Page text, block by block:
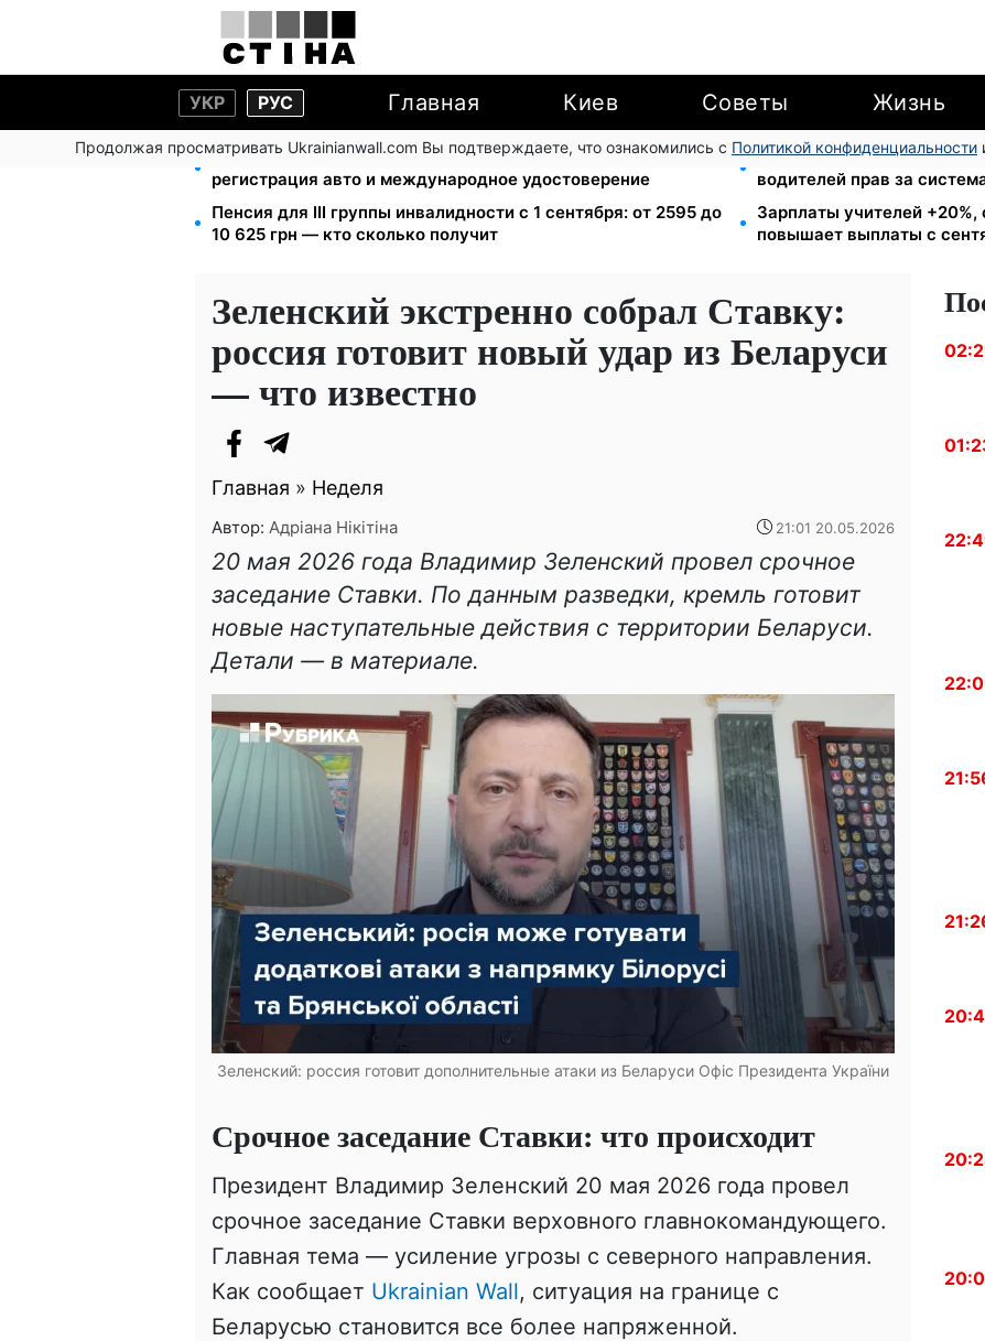
УКР РУС Главная Киев Советы Жизнь
Продолжая просматривать Ukrainianwall.com Вы подтверждаете, что ознакомились с Политикой конфиденциальности
10 заявок — и МСЦ МВД приедет в громаду: обмен прав,
регистрация авто и международное удостоверение
26 000 подписей —
водителей прав за
Пенсия для III группы инвалидности с 1 сентября: от 2595 до
10 625 грн — кто сколько получит
Зарплаты учителей +20%,
повышает выплаты с
Зеленский экстренно собрал Ставку:
россия готовит новый удар из Беларуси
— что известно
Главная » Неделя
Автор: Адріана Нікітіна 21:01 20.05.2026
20 мая 2026 года Владимир Зеленский провел срочное
заседание Ставки. По данным разведки, кремль готовит
новые наступательные действия с территории Беларуси.
Детали — в материале.
Зеленский: россия готовит дополнительные атаки из Беларуси Офіс Президента України
Срочное заседание Ставки: что происходит
Президент Владимир Зеленский 20 мая 2026 года провел
срочное заседание Ставки верховного главнокомандующего.
Главная тема — усиление угрозы с северного направления.
Как сообщает Ukrainian Wall, ситуация на границе с
Беларусью становится все более напряженной.